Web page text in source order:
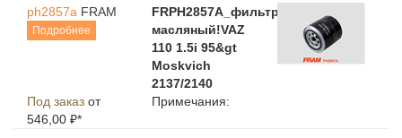
ph2857a FRAM
Подробнее
FRPH2857A_фильтр
масляный!VAZ
110 1.5i 95&gt
Moskvich
2137/2140
Под заказ от
546,00 ₽*
Примечания: